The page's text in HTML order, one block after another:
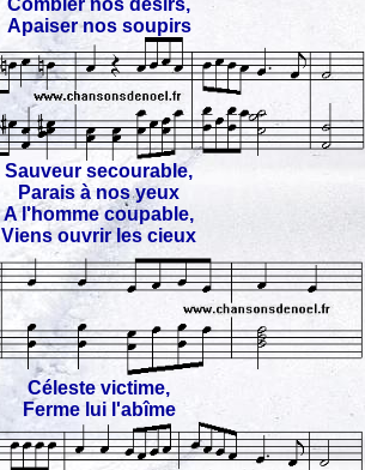
Apaiser nos soupirs
Sauveur secourable,
Parais à nos yeux
A l'homme coupable,
Viens ouvrir les cieux
Céleste victime,
Ferme lui l'abîme